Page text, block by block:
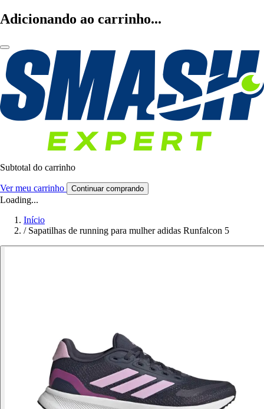
Adicionando ao carrinho...
Subtotal do carrinho
Ver meu carrinho Continuar comprando
Loading...
Início
/ Sapatilhas de running para mulher adidas Runfalcon 5